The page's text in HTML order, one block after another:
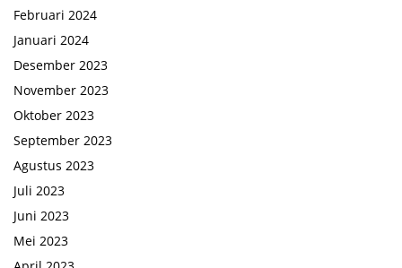
Februari 2024
Januari 2024
Desember 2023
November 2023
Oktober 2023
September 2023
Agustus 2023
Juli 2023
Juni 2023
Mei 2023